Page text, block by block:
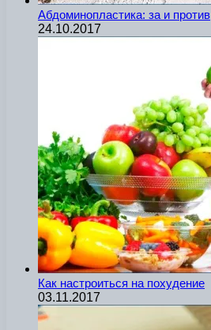
Абдоминопластика: за и против
24.10.2017
Как настроиться на похудение
03.11.2017